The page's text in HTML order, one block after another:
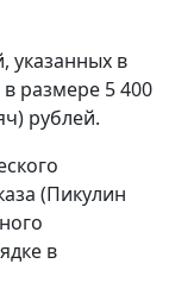
указанных в
размере 5 400
рублей.
(Пикулин
в